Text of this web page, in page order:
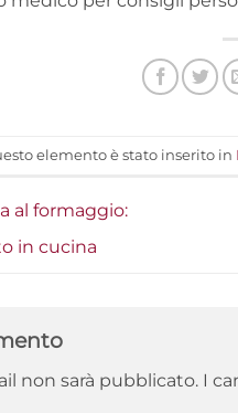
elemento è stato inserito in
al formaggio:
in cucina
non sarà pubblicato. I